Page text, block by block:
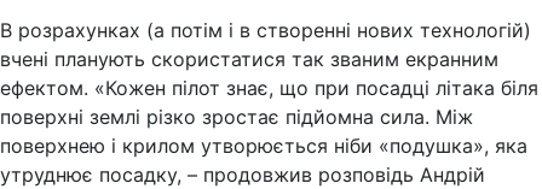
В розрахунках (а потім і в створенні нових технологій)
вчені планують скористатися так званим екранним
ефектом. «Кожен пілот знає, що при посадці літака біля
поверхні землі різко зростає підйомна сила. Між
поверхнею і крилом утворюється ніби «подушка», яка
утруднює посадку, – продовжив розповідь Андрій